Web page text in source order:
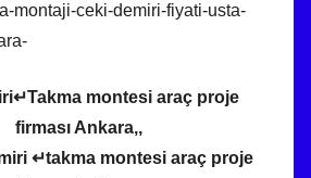
montaji-ceki-demiri-fiyati-usta-
montesi araç proje
firması Ankara,,
↵takma montesi araç proje